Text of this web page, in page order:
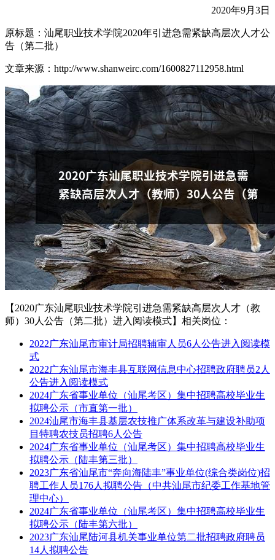
2020年9月3日
原标题：汕尾职业技术学院2020年引进急需紧缺高层次人才公
告（第二批）
文章来源：http://www.shanweirc.com/1600827112958.html
【2020广东汕尾职业技术学院引进急需紧缺高层次人才（教
师）30人公告（第二批）进入阅读模式】相关岗位：
2022广东汕尾市审计局招聘辅审人员6人公告进入阅读模
式
2022广东汕尾市海丰县互联网信息中心招聘政府聘员2人
公告进入阅读模式
2024广东省事业单位（汕尾考区）集中招聘高校毕业生
拟聘公示（市直第一批）
2024汕尾市海丰县基层农技推广体系改革与建设补助项
目特聘农技员招聘6人公告
2024广东省事业单位（汕尾考区）集中招聘高校毕业生
拟聘公示（陆丰第三批）
2023广东省汕尾市“奔向海陆丰”事业单位(综合类岗位)招
聘工作人员176人拟聘公告（中共汕尾市纪委工作基地管
理中心）
2024广东省事业单位（汕尾考区）集中招聘高校毕业生
拟聘公示（陆丰第六批）
2023广东汕尾陆河县机关事业单位第二批招聘政府聘员
14人拟聘公告